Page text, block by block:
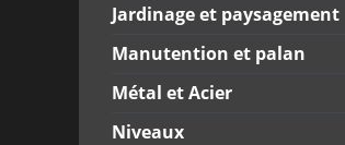
Jardinage et paysagement
Manutention et palan
Métal et Acier
Niveaux